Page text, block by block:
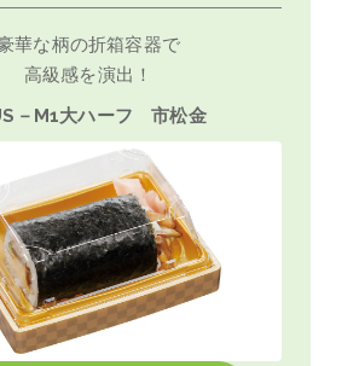
華な柄の折箱容器で
高級感を演出！
－M1大ハーフ 市松金